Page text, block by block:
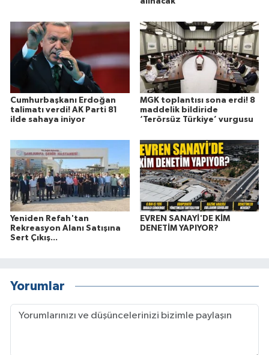
Cumhurbaşkanı Erdoğan
talimatı verdi! AK Parti 81
ilde sahaya iniyor
MGK toplantısı sona erdi! 8
maddelik bildiride
‘Terörsüz Türkiye’ vurgusu
Yeniden Refah'tan
Rekreasyon Alanı Satışına
Sert Çıkış...
EVREN SANAYİ'DE KİM
DENETİM YAPIYOR?
Yorumlar